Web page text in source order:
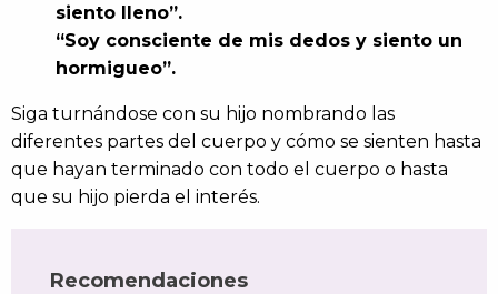
siento lleno”.
“Soy consciente de mis dedos y siento un
hormigueo”.
Siga turnándose con su hijo nombrando las
diferentes partes del cuerpo y cómo se sienten hasta
que hayan terminado con todo el cuerpo o hasta
que su hijo pierda el interés.
Recomendaciones